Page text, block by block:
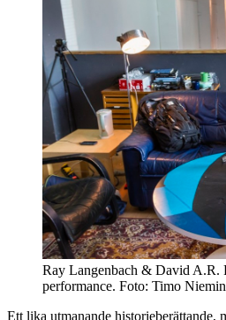
Ray Langenbach & David A.R.
performance. Foto: Timo
Ett lika utmanande historieberättande,